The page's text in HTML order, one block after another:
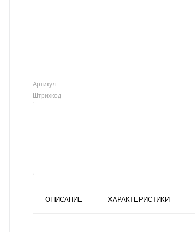
Артикул
Штрихкод
ОПИСАНИЕ ХАРАКТЕРИСТИКИ